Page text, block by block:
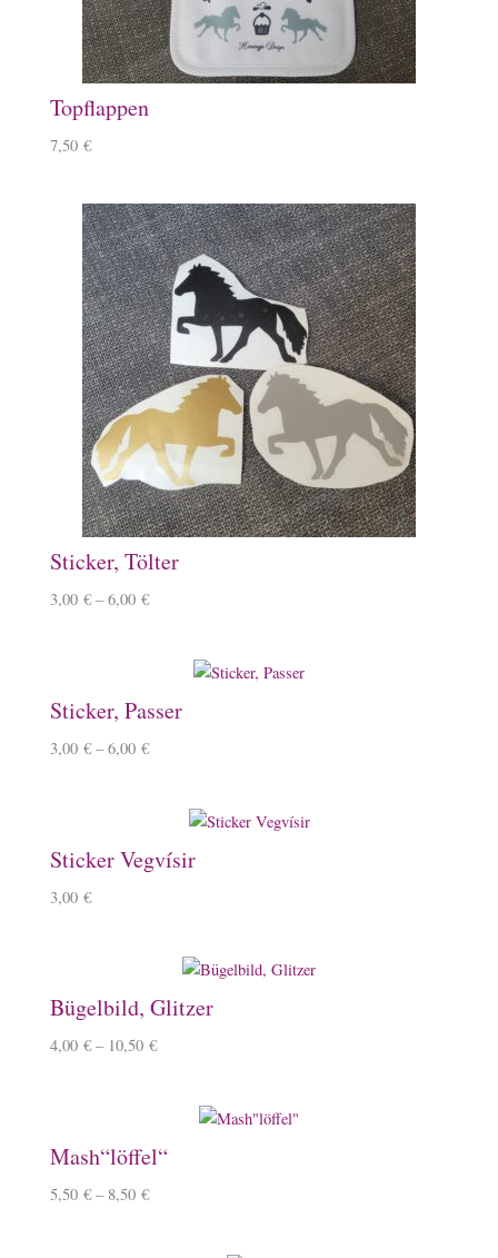
Topflappen
7,50 €
Sticker, Tölter
3,00 € –6,00 €
Sticker, Passer
3,00 € –6,00 €
Sticker Vegvísir
3,00 €
Bügelbild, Glitzer
4,00 € – 10,50 €
Mash“löffel“
5,50 € – 8,50 €